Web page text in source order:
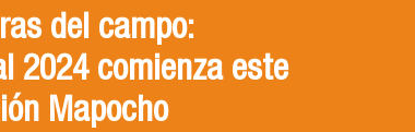
del campo:
2024 comienza este
Mapocho